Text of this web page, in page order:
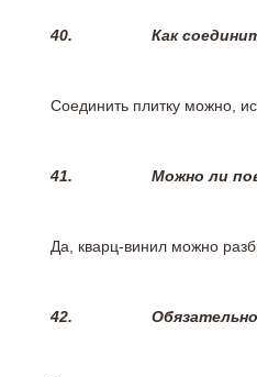
40. Как
Соединить плитку можно,
41. Можно ли
Да, кварц-винил можно
42.